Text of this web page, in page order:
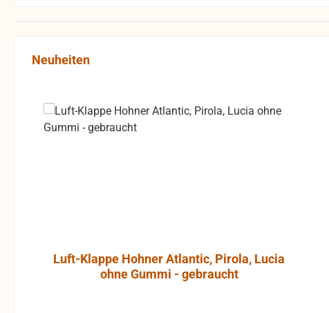
Produktgalerie überspringen
Neuheiten
Luft-Klappe Hohner Atlantic, Pirola, Lucia
ohne Gummi - gebraucht